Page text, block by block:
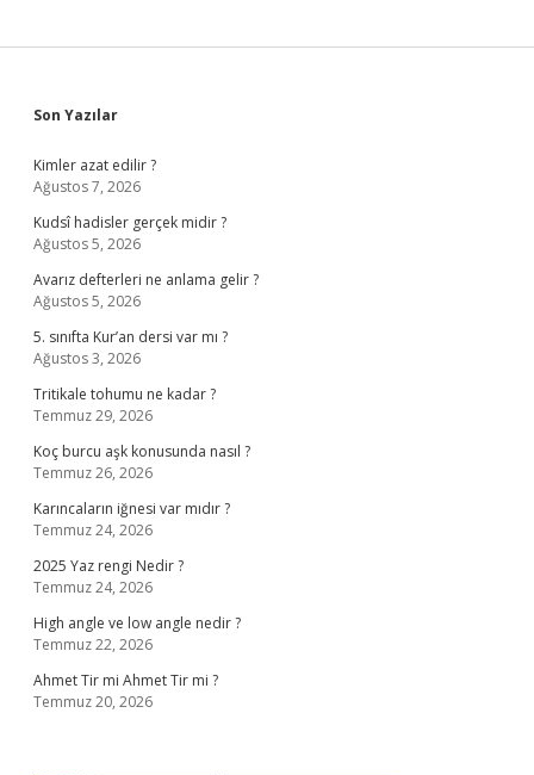
Sidebar
Son Yazılar
Kimler azat edilir ?
Ağustos 7, 2026
Kudsî hadisler gerçek midir ?
Ağustos 5, 2026
Avarız defterleri ne anlama gelir ?
Ağustos 5, 2026
5. sınıfta Kur’an dersi var mı ?
Ağustos 3, 2026
Tritikale tohumu ne kadar ?
Temmuz 29, 2026
Koç burcu aşk konusunda nasıl ?
Temmuz 26, 2026
Karıncaların iğnesi var mıdır ?
Temmuz 24, 2026
2025 Yaz rengi Nedir ?
Temmuz 24, 2026
High angle ve low angle nedir ?
Temmuz 22, 2026
Ahmet Tir mi Ahmet Tir mi ?
Temmuz 20, 2026